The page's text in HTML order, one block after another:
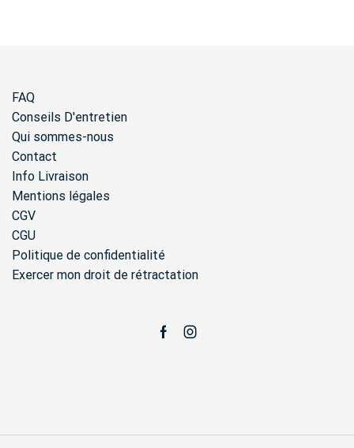
FAQ
Conseils D'entretien
Qui sommes-nous
Contact
Info Livraison
Mentions légales
CGV
CGU
Politique de confidentialité
Exercer mon droit de rétractation
FacebookInstagram